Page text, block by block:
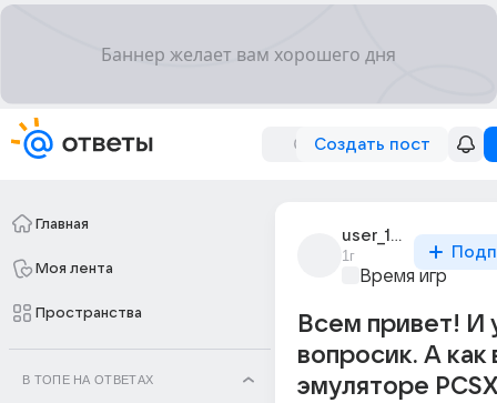
Создать пост
Главная
Моя лента
Пространства
В ТОПЕ НА ОТВЕТАХ
user_107567102
1г
Время игр
Всем привет! И
вопросик. А как
эмуляторе